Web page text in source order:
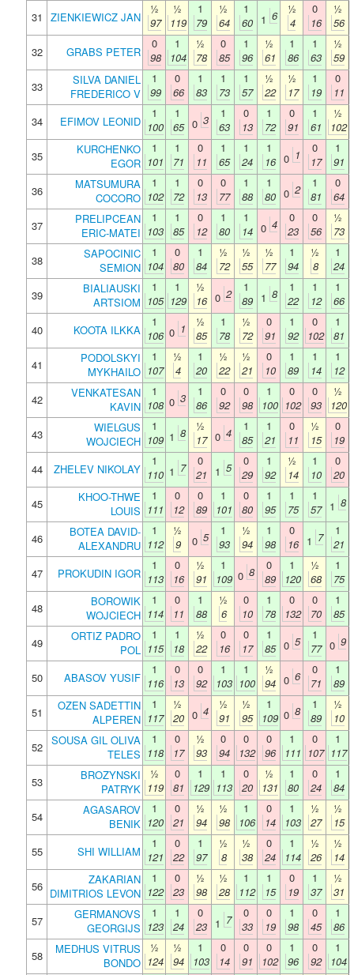
31
ZIENKIEWICZ JAN
½
97
½
119
1
79
½
64
1
60
1 6
½
4
0
16
½
56
32
GRABS PETER
0
98
1
104
½
78
0
85
1
96
½
61
1
86
1
63
½
59
33
SILVA DANIEL
FREDERICO V
1
99
0
66
1
83
1
73
1
57
½
22
½
17
1
19
0
11
34
EFIMOV LEONID
1
100
1
65 0 3
1
63
0
13
1
72
0
91
1
61
½
102
35
KURCHENKO
EGOR
1
101
1
71
0
11
1
65
1
24
1
16 0 1
0
17
1
91
36
MATSUMURA
COCORO
1
102
1
72
0
13
0
77
1
88
1
80 0 2
1
81
0
64
37
PRELIPCEAN
ERIC-MATEI
1
103
1
85
0
12
1
80
1
14 0 4
0
23
0
56
½
73
38
SAPOCINIC
SEMION
1
104
0
80
1
84
½
72
½
55
½
77
1
94
½
8
1
24
39
BIALIAUSKI
ARTSIOM
1
105
1
129
½
16 0 2
1
89
1 8
1
22
1
12
1
66
40
KOOTA ILKKA
1
106 0 1
½
85
1
78
½
72
0
91
1
92
0
102
1
81
41
PODOLSKYI
MYKHAILO
1
107
½
4
1
20
½
22
½
21
0
10
1
89
1
14
1
12
42
VENKATESAN
KAVIN
1
108 0 3
1
86
0
92
0
98
1
100
0
102
0
93
½
120
43
WIELGUS
WOJCIECH
1
109 1 8
½
17 0 4
1
85
1
21
0
11
½
15
0
19
44
ZHELEV NIKOLAY
1
110 1 7
0
21
1 5
0
29
1
92
½
14
1
10
0
20
45
KHOO-THWE
LOUIS
1
111
0
12
0
89
1
101
0
80
1
95
1
75
1
57
1 8
46
BOTEA DAVID-
ALEXANDRU
1
112
½
9
0 5
1
93
½
94
1
98
0
16
1 7
1
21
47
PROKUDIN IGOR
1
113
0
16
½
91
1
109 0 8
0
89
1
120
½
68
1
75
48
BOROWIK
WOJCIECH
1
114
0
11
1
88
½
6
0
10
1
78
0
132
0
70
1
85
49
ORTIZ PADRO
POL
1
115
1
18
½
22
0
16
0
17
1
85 0 5
1
77 0 9
50 ABASOV YUSIF
1
116
0
13
0
92
1
103
1
100
½
94 0 6
0
71
1
89
51
OZEN SADETTIN
ALPEREN
1
117
½
20 0 4
½
91
½
95
1
109 0 8
1
89
½
10
52
SOUSA GIL OLIVA
TELES
1
118
0
17
½
93
0
94
0
132
0
96
1
111
0
107
1
117
53
BROZYNSKI
PATRYK
½
119
0
81
1
129
1
113
0
20
½
131
1
80
0
24
1
84
54
AGASAROV
BENIK
1
120
0
21
½
94
½
98
1
106
0
14
1
103
½
27
½
15
55
SHI WILLIAM
1
121
0
22
1
97
½
8
½
38
0
24
1
114
½
26
½
14
56
ZAKARIAN
DIMITRIOS LEVON
1
122
0
23
½
98
½
28
1
112
1
15
0
19
1
37
½
31
57
GERMANOVS
GEORGIJS
1
123
1
24
0
23
1 7
0
33
0
19
1
98
0
45
1
86
58
MEDHUS VITRUS
BONDO
½
124
½
94
1
103
0
14
0
91
0
102
1
96
0
92
1
104